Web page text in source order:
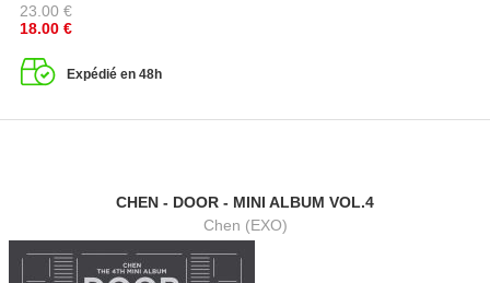
23.00 €
18.00 €
Expédié en 48h
CHEN - DOOR - MINI ALBUM VOL.4
Chen (EXO)